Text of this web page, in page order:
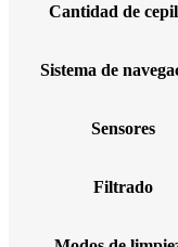
Cantidad de
Sistema de
Sensores
Filtrado